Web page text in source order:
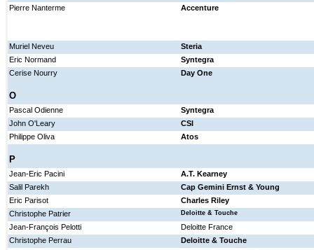
Pierre Nanterme
Accenture
Muriel Neveu
Steria
Eric Normand
Syntegra
Cerise Nourry
Day One
O
Pascal Odienne
Syntegra
John O'Leary
CSI
Philippe Oliva
Atos
P
Jean-Eric Pacini
A.T. Kearney
Salil Parekh
Cap Gemini Ernst & Young
Eric Parisot
Charles Riley
Christophe Patrier
Deloitte & Touche
Jean-François Pelotti
Deloitte France
Christophe Perrau
Deloitte & Touche